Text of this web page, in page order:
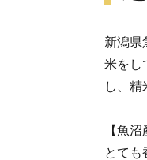
新潟県
米をし
し、精
【魚
とても